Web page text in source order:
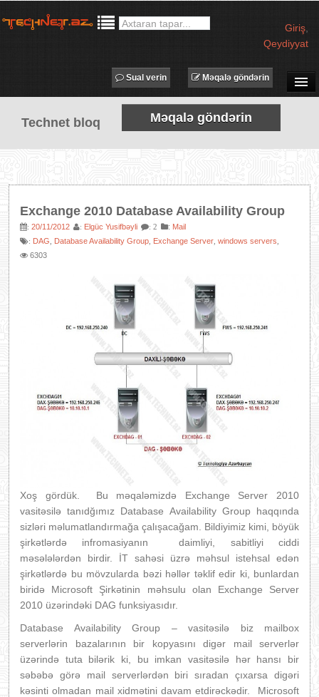
Giriş
Qeydiyyat
SUAL-CAVAB
TECHNET TV
MƏQALƏLƏR
PROQRAMLAR
AVADANLIQLAR
XƏBƏRLƏR
Məqalə göndərin
Sual verin
Technet bloq Məqalə göndərin
Exchange 2010 Database Availability Group
: 20/11/2012 : Elgüc Yusifbəyli : 2 : Mail
: DAG Database Availability Group Exchange Server windows servers
6303
Xoş gördük. Bu məqaləmizdə Exchange Server 2010
vasitəsilə tanıdğımız Database Availability Group haqqında
sizləri məlumatlandırmağa çalışacağam. Bildiyimiz kimi, böyük
şirkətlərdə infromasiyanın daimliyi, sabitliyi ciddi
məsələlərdən birdir. İT sahəsi üzrə məhsul istehsal edən
şirkətlərdə bu mövzularda bəzi həllər təklif edir ki, bunlardan
biridə Microsoft Şirkətinin məhsulu olan Exchange Server
2010 üzərindəki DAG funksiyasıdır.
Database Availability Group – vasitəsilə biz mailbox
serverlərin bazalarının bir kopyasını digər mail serverlər
üzərində tuta bilərik ki, bu imkan vasitəsilə hər hansı bir
səbəbə görə mail serverlərdən biri sıradan çıxarsa digəri
kəsinti olmadan mail xidmətini davam etdirəckədir. Microsoft